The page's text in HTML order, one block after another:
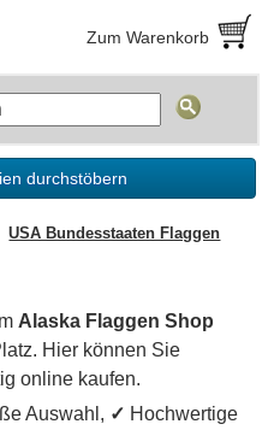
Zum Warenkorb
durchstöbern
USA Bundesstaaten Flaggen
Alaska Flaggen Shop
Hier können Sie
online kaufen.
Auswahl, ✓ Hochwertige